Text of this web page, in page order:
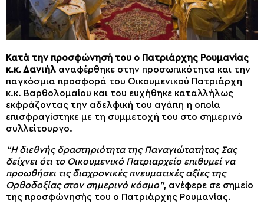
Κατά την προσφώνησή του ο Πατριάρχης Ρουμανίας
κ.κ. Δανιήλ αναφέρθηκε στην προσωπικότητα και την
παγκόσμια προσφορά του Οικουμενικού Πατριάρχη
κ.κ. Βαρθολομαίου και του ευχήθηκε καταλλήλως
εκφράζοντας την αδελφική του αγάπη η οποία
επισφραγίστηκε με τη συμμετοχή του στο σημερινό
συλλείτουργο.
“Η διεθνής δραστηριότητα της Παναγιώτατήτας Σας
δείχνει ότι το Οικουμενικό Πατριαρχείο επιθυμεί να
προωθήσει τις διαχρονικές πνευματικές αξίες της
Ορθοδοξίας στον σημερινό κόσμο”, ανέφερε σε σημείο
της προσφώνησής του ο Πατριάρχης Ρουμανίας.